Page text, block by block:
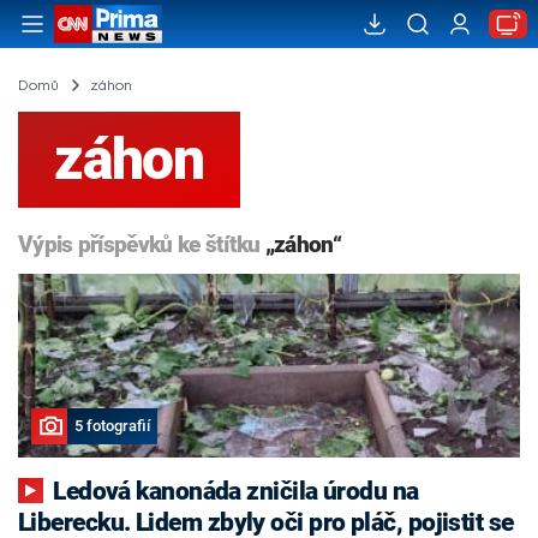
Domů záhon
záhon
Výpis příspěvků ke štítku „záhon“
5 fotografií
Liberecku. Lidem zbyly oči pro pláč, pojistit se